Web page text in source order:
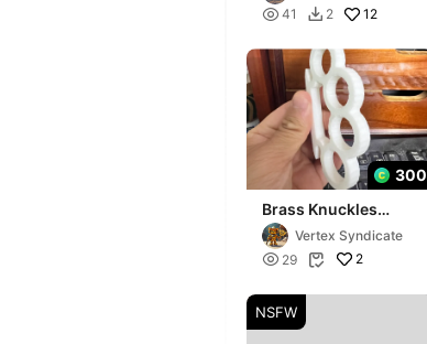
 41  2 12
300
Brass Knuckles
(20mm hole)
Vertex Syndicate
 29  2
NSFW